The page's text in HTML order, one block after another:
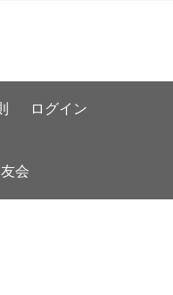
ログイン
会